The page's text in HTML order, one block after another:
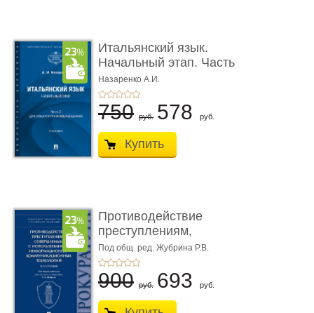
Итальянский язык.
Начальный этап. Часть
2. Учеб� ...
Назаренко А.И.
750 руб. 578 руб.
Купить
Противодействие
преступлениям,
совершаемым с ...
Под общ. ред. Жубрина Р.В.
900 руб. 693 руб.